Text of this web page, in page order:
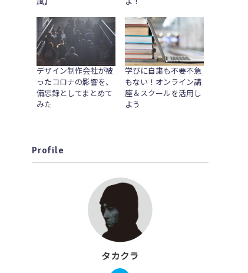
風】
よ！
デザイン制作会社が被
ったコロナの影響を、
備忘録としてまとめて
みた
学びに自粛も不要不急
もない！オンライン講
座＆スクールを活用し
よう
Profile
タカクラ